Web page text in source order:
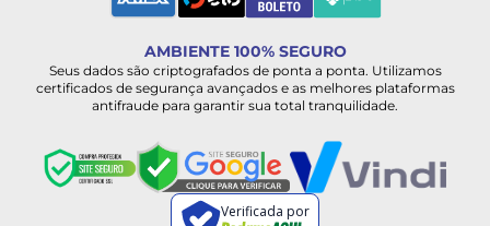
AMBIENTE 100% SEGURO
Seus dados são criptografados de ponta a ponta. Utilizamos
certificados de segurança avançados e as melhores plataformas
antifraude para garantir sua total tranquilidade.
Verificada por